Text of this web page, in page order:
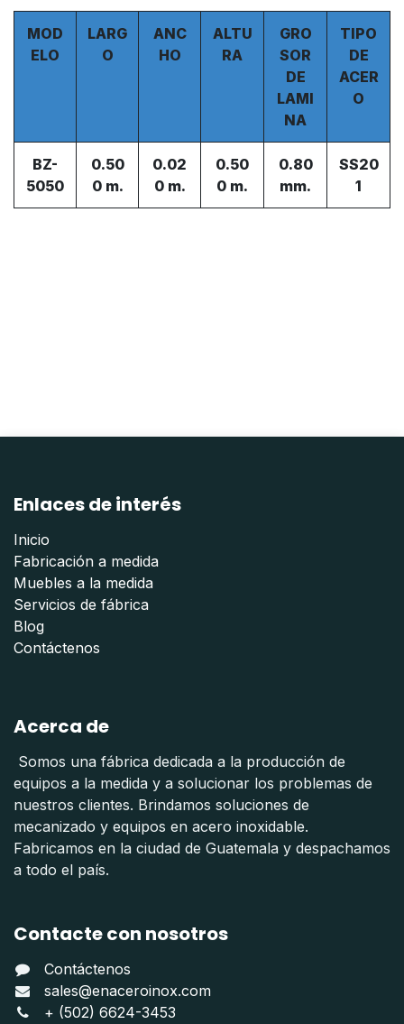
MOD
ELO
LARG
O
ANC
HO
ALTU
RA
GRO
SOR
DE
LAMI
NA
TIPO
DE
ACER
O
BZ-
5050
0.50
0 m.
0.02
0 m.
0.50
0 m.
0.80
mm.
SS20
1
Enlaces de interés
Inicio
Fabricación a medida
Muebles a la medida
Servicios de fábrica
Blog
Contáctenos
Acerca de
Somos una fábrica dedicada a la producción de
equipos a la medida y a solucionar los problemas de
nuestros clientes. Brindamos soluciones de
mecanizado y equipos en acero inoxidable.
Fabricamos en la ciudad de Guatemala y despachamos
a todo el país.
Contacte con nosotros
Contáctenos
sales@enaceroinox.com
+ (502) 6624-3453